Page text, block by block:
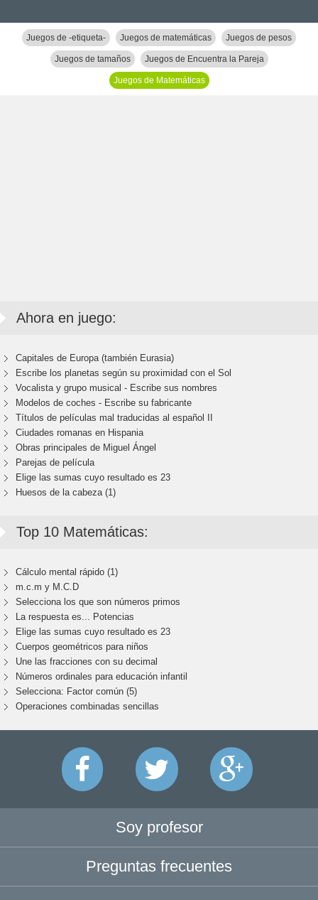
Juegos de -etiqueta- Juegos de matemáticas Juegos de pesos
Juegos de tamaños Juegos de Encuentra la Pareja
Juegos de Matemáticas
Ahora en juego:
Capitales de Europa (también Eurasia)
Escribe los planetas según su proximidad con el Sol
Vocalista y grupo musical - Escribe sus nombres
Modelos de coches - Escribe su fabricante
Títulos de películas mal traducidas al español II
Ciudades romanas en Hispania
Obras principales de Miguel Ángel
Parejas de película
Elige las sumas cuyo resultado es 23
Huesos de la cabeza (1)
Top 10 Matemáticas:
Cálculo mental rápido (1)
m.c.m y M.C.D
Selecciona los que son números primos
La respuesta es... Potencias
Elige las sumas cuyo resultado es 23
Cuerpos geométricos para niños
Une las fracciones con su decimal
Números ordinales para educación infantil
Selecciona: Factor común (5)
Operaciones combinadas sencillas
Soy profesor
Preguntas frecuentes